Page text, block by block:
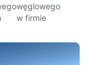
węglowego
w firmie